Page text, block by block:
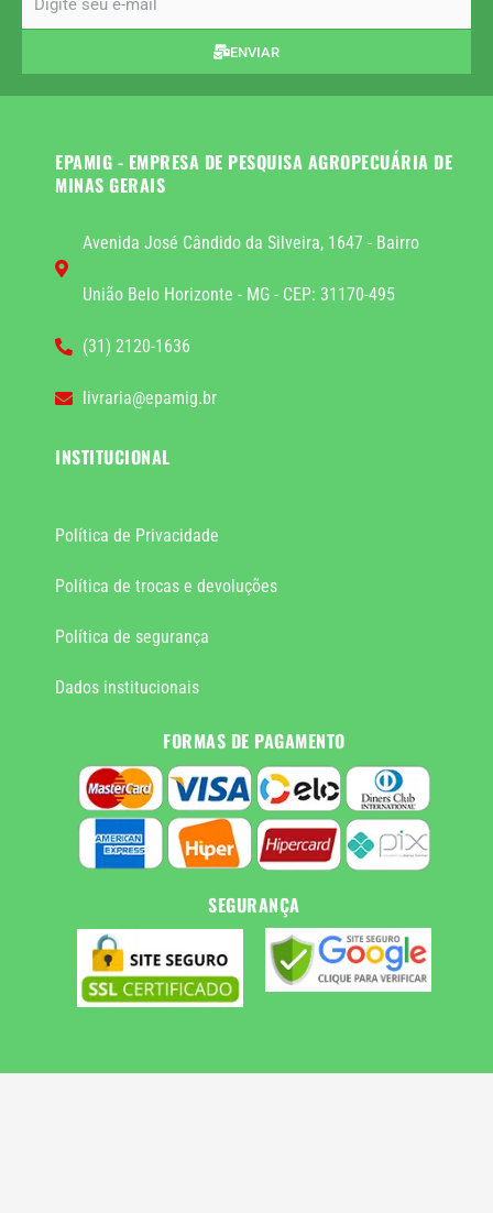
ENVIAR
EPAMIG - EMPRESA DE PESQUISA AGROPECUÁRIA DE
MINAS GERAIS
Avenida José Cândido da Silveira, 1647 - Bairro
União Belo Horizonte - MG - CEP: 31170-495
(31) 2120-1636
livraria@epamig.br
INSTITUCIONAL
Política de Privacidade
Política de trocas e devoluções
Política de segurança
Dados institucionais
FORMAS DE PAGAMENTO
SEGURANÇA